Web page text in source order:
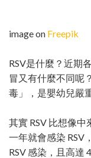
image on Freepik
RSV是什麼？近期
冒又有什麼不同呢
毒」，是嬰幼兒嚴
其實 RSV 比想像
一年就會感染 RSV
RSV 感染，且高達